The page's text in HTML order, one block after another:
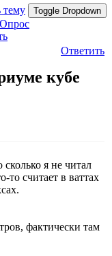
тему
Toggle Dropdown
Ответить
кубе
я не читал
то считает в ваттах
фактически там